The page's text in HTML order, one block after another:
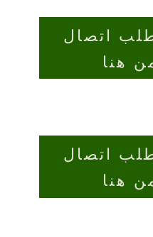
اتصال
هنا
اتصال
هنا